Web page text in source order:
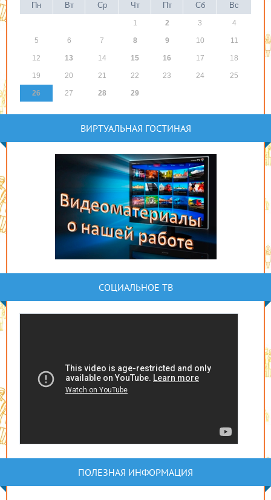
Пн
Вт Ср Чт Пт Сб Вс
1 2 3 4
5 6 7 8 9 10 11
12 13 14 15 16 17 18
19 20 21 22 23 24 25
26 27 28 29
ВИРТУАЛЬНАЯ ГОСТИНАЯ
СОЦИАЛЬНОЕ ТВ
ПОЛЕЗНАЯ ИНФОРМАЦИЯ